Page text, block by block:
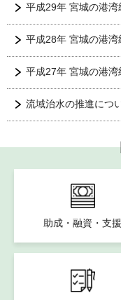
平成29年 宮城の港湾
平成28年 宮城の港湾
平成27年 宮城の港湾
流域治水の推進につ
助成・融資・支援